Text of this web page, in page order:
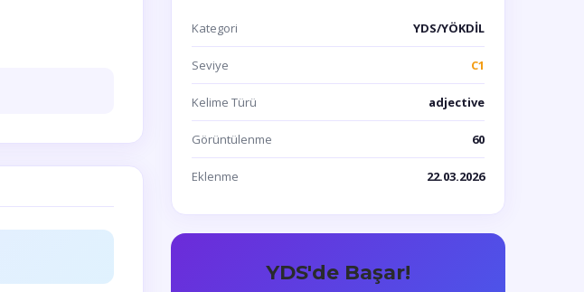
Kategori YDS/YÖKDİL
Seviye C1
Kelime Türü adjective
Görüntülenme 60
Eklenme 22.03.2026
YDS'de Başar!